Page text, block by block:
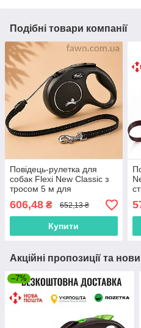
Подібні товари компанії
Повідець-рулетка для
собак Flexi New Classic з
тросом 5 м для
середнього розміру собак
до 20кг
606,48 ₴ 652,13 ₴
Купити
Акційні пропозиції та
–7%